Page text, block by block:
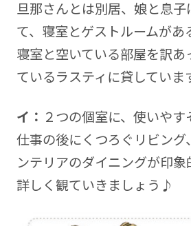
旦那さんとは別居、娘と息
て、寝室とゲストルームがあ
寝室と空いている部屋を訳あ
ているラスティに貸していま
イ： ２つの個室に、使いやす
仕事の後にくつろぐリビング
ンテリアのダイニングが印象
詳しく観ていきましょう♪